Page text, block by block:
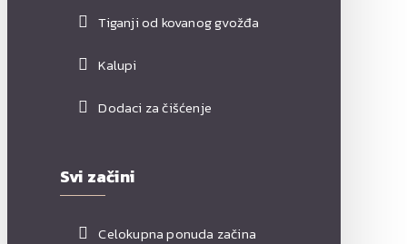
Tiganji od kovanog gvožđa
Kalupi
Dodaci za čišćenje
Svi začini
Celokupna ponuda začina